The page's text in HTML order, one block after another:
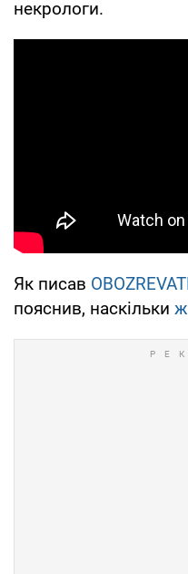
некрологи.
Як писав
пояснив, наскільки